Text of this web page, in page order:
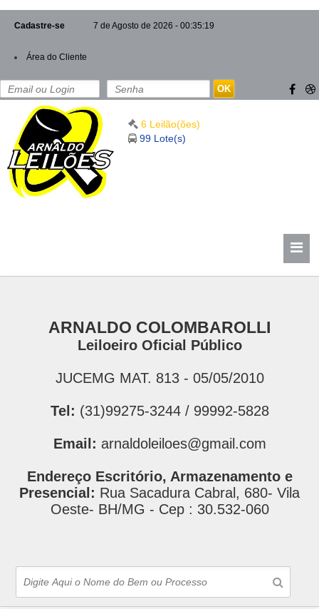
Cadastre-se 7 de Agosto de 2026 - 00:35:19
Área do Cliente
OK
6 Leilão(ões)
99 Lote(s)
ARNALDO COLOMBAROLLI
Leiloeiro Oficial Público
JUCEMG MAT. 813 - 05/05/2010
Tel: (31)99275-3244 / 99992-5828
Email: arnaldoleiloes@gmail.com
Endereço Escritório, Armazenamento e
Presencial: Rua Sacadura Cabral, 680- Vila
Oeste- BH/MG - Cep : 30.532-060